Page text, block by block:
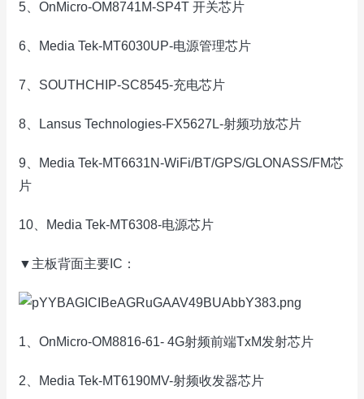
5、OnMicro-OM8741M-SP4T 开关芯片
6、Media Tek-MT6030UP-电源管理芯片
7、SOUTHCHIP-SC8545-充电芯片
8、Lansus Technologies-FX5627L-射频功放芯片
9、Media Tek-MT6631N-WiFi/BT/GPS/GLONASS/FM芯
片
10、Media Tek-MT6308-电源芯片
▼主板背面主要IC：
1、OnMicro-OM8816-61- 4G射频前端TxM发射芯片
2、Media Tek-MT6190MV-射频收发器芯片